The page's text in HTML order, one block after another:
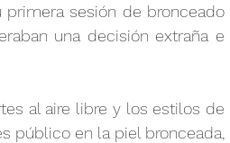
sesión de bronceado
una decisión extraña e
al aire libre y los estilos de
público en la piel bronceada,